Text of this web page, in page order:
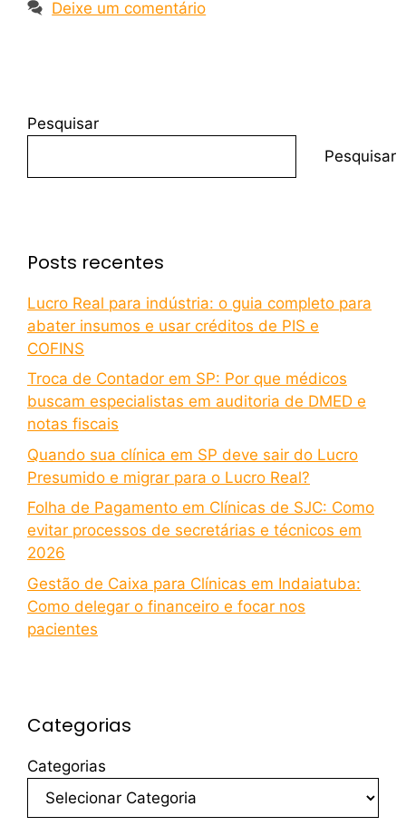
Deixe um comentário
Pesquisar
Pesquisar
Posts recentes
Lucro Real para indústria: o guia completo para
abater insumos e usar créditos de PIS e
COFINS
Troca de Contador em SP: Por que médicos
buscam especialistas em auditoria de DMED e
notas fiscais
Quando sua clínica em SP deve sair do Lucro
Presumido e migrar para o Lucro Real?
Folha de Pagamento em Clínicas de SJC: Como
evitar processos de secretárias e técnicos em
2026
Gestão de Caixa para Clínicas em Indaiatuba:
Como delegar o financeiro e focar nos
pacientes
Categorias
Categorias